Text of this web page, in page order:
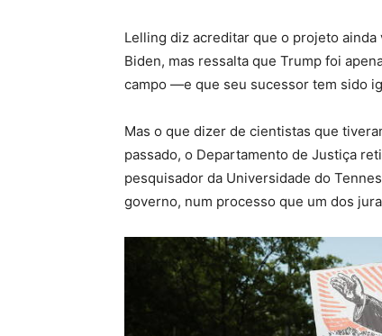
Lelling diz acreditar que o projeto
Biden, mas ressalta que Trump foi
campo —e que seu sucessor tem sido
Mas o que dizer de cientistas que
passado, o Departamento de Justiça
pesquisador da Universidade do
governo, num processo que um dos